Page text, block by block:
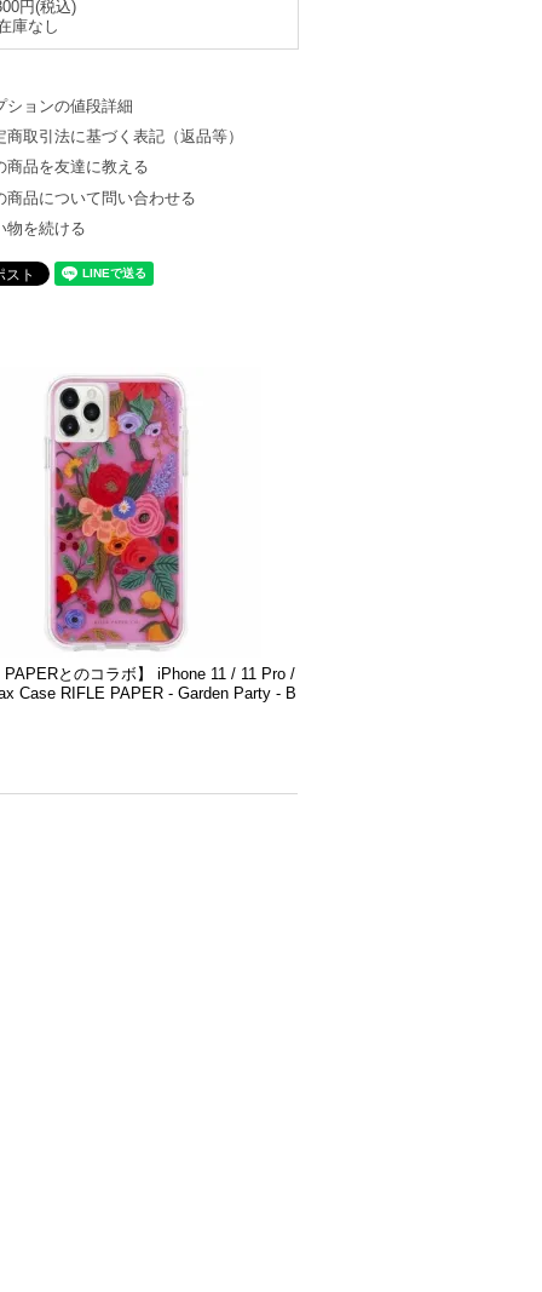
円(税込)
庫なし
ションの値段詳細
商取引法に基づく表記（返品等）
商品を友達に教える
商品について問い合わせる
物を続ける
とのコラボ】 iPhone 11 / 11 Pro /
Case RIFLE PAPER - Garden Party - B